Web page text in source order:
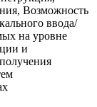
Возможность
ввода/
на уровне
и